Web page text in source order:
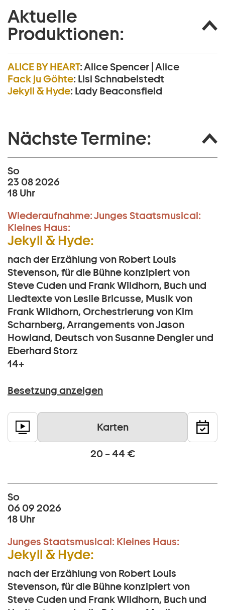
Aktuelle
Produktionen:
ALICE BY HEART:Alice Spencer | Alice
Fack ju Göhte: Lisi Schnabelstedt
Jekyll & Hyde: Lady Beaconsfield
Nächste Termine:
So
23 08 2026
18 Uhr
Wiederaufnahme:Junges Staatsmusical:
Kleines Haus:
Jekyll & Hyde:
nach der Erzählung von Robert Louis
Stevenson, für die Bühne konzipiert von
Steve Cuden und Frank Wildhorn, Buch und
Liedtexte von Leslie Bricusse, Musik von
Frank Wildhorn, Orchestrierung von Kim
Scharnberg, Arrangements von Jason
Howland, Deutsch von Susanne Dengler und
Eberhard Storz
14+
Besetzung anzeigen
Karten
20 – 44 €
So
06 09 2026
18 Uhr
Junges Staatsmusical: Kleines Haus:
Jekyll & Hyde:
nach der Erzählung von Robert Louis
Stevenson, für die Bühne konzipiert von
Steve Cuden und Frank Wildhorn, Buch und